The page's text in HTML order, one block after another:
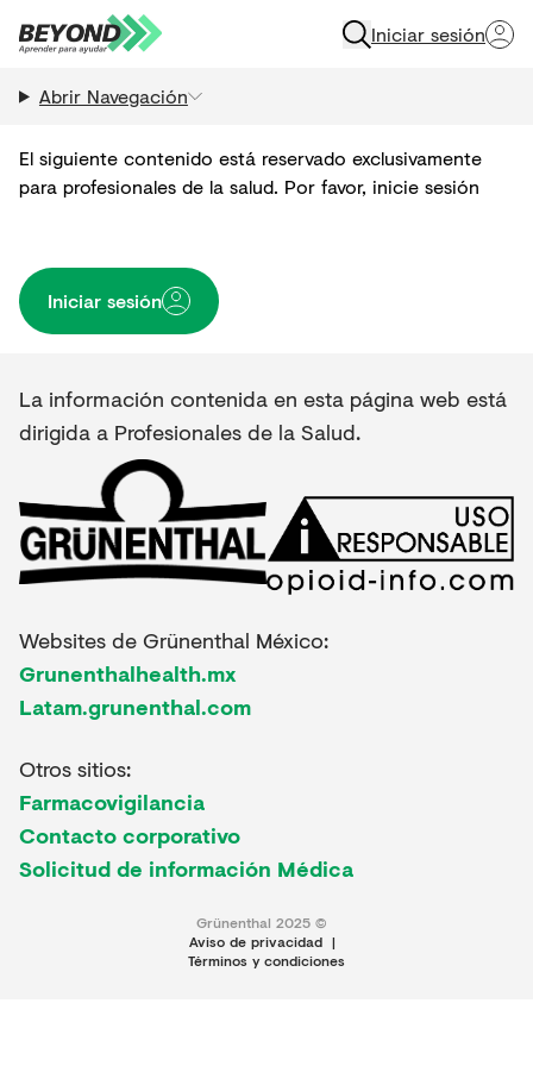
Iniciar sesión
Abrir Navegación
El siguiente contenido está reservado exclusivamente
para profesionales de la salud. Por favor, inicie sesión
Iniciar sesión
La información contenida en esta página web está
dirigida a Profesionales de la Salud.
Websites de Grünenthal México:
Grunenthalhealth.mx
Latam.grunenthal.com
Otros sitios:
Farmacovigilancia
Contacto corporativo
Solicitud de información Médica
Grünenthal 2025 ©
Aviso de privacidad |
Términos y condiciones